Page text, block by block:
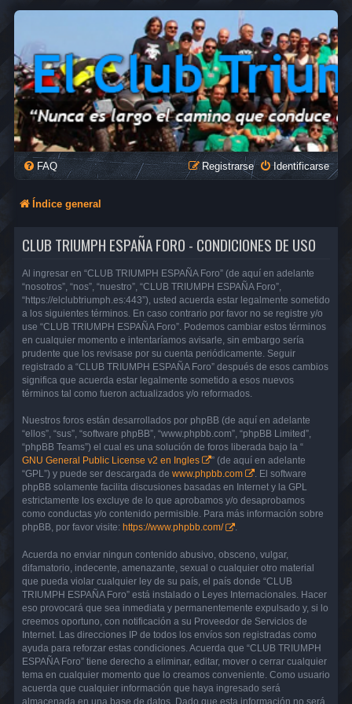
FAQ Identificarse
Registrarse
Índice general
CLUB TRIUMPH ESPAÑA FORO - CONDICIONES DE USO
Al ingresar en “CLUB TRIUMPH ESPAÑA Foro” (de aquí en adelante
“nosotros”, “nos”, “nuestro”, “CLUB TRIUMPH ESPAÑA Foro”,
“https://elclubtriumph.es:443”), usted acuerda estar legalmente sometido
a los siguientes términos. En caso contrario por favor no se registre y/o
use “CLUB TRIUMPH ESPAÑA Foro”. Podemos cambiar estos términos
en cualquier momento e intentaríamos avisarle, sin embargo sería
prudente que los revisase por su cuenta periódicamente. Seguir
registrado a “CLUB TRIUMPH ESPAÑA Foro” después de esos cambios
significa que acuerda estar legalmente sometido a esos nuevos
términos tal como fueron actualizados y/o reformados.
Nuestros foros están desarrollados por phpBB (de aquí en adelante
“ellos”, “sus”, “software phpBB”, “www.phpbb.com”, “phpBB Limited”,
“phpBB Teams”) el cual es una solución de foros liberada bajo la “
GNU General Public License v2 en Ingles
” (de aquí en adelante
“GPL”) y puede ser descargada de www.phpbb.com
. El software
phpBB solamente facilita discusiones basadas en Internet y la GPL
estrictamente los excluye de lo que aprobamos y/o desaprobamos
como conductas y/o contenido permisible. Para más información sobre
phpBB, por favor visite: https://www.phpbb.com/ .
Acuerda no enviar ningun contenido abusivo, obsceno, vulgar,
difamatorio, indecente, amenazante, sexual o cualquier otro material
que pueda violar cualquier ley de su país, el país donde “CLUB
TRIUMPH ESPAÑA Foro” está instalado o Leyes Internacionales. Hacer
eso provocará que sea inmediata y permanentemente expulsado y, si lo
creemos oportuno, con notificación a su Proveedor de Servicios de
Internet. Las direcciones IP de todos los envíos son registradas como
ayuda para reforzar estas condiciones. Acuerda que “CLUB TRIUMPH
ESPAÑA Foro” tiene derecho a eliminar, editar, mover o cerrar cualquier
tema en cualquier momento que lo creamos conveniente. Como usuario
acuerda que cualquier información que haya ingresado será
almacenada en una base de datos. Dado que esta información no será